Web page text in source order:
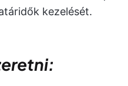
kezelését.